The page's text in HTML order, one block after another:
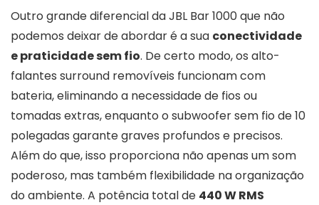
Outro grande diferencial da JBL Bar 1000 que não
podemos deixar de abordar é a sua conectividade
e praticidade sem fio. De certo modo, os alto-
falantes surround removíveis funcionam com
bateria, eliminando a necessidade de fios ou
tomadas extras, enquanto o subwoofer sem fio de 10
polegadas garante graves profundos e precisos.
Além do que, isso proporciona não apenas um som
poderoso, mas também flexibilidade na organização
do ambiente. A potência total de 440 W RMS